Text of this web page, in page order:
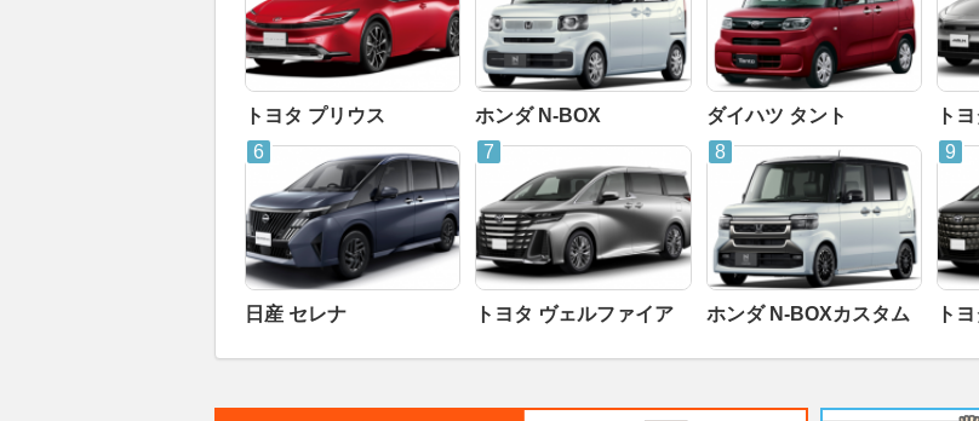
トヨタ プリウス ホンダ N-BOX ダイハツ タント ト
日産 セレナ トヨタ ヴェルファイア ホンダ N-BOXカスタム ト